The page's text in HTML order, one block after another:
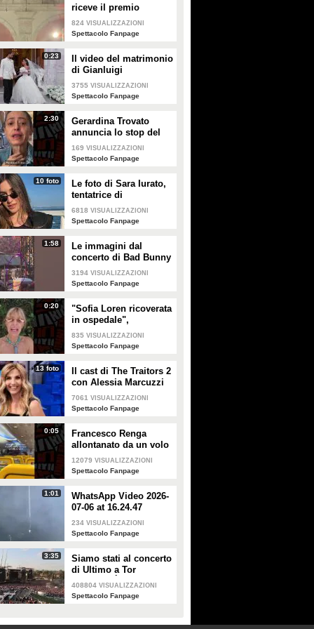
riceve il premio
intitolato al padre
Enrico
824 VISUALIZZAZIONI
Spettacolo Fanpage
0:23
Il video del matrimonio
di Gianluigi
Donnarumma e Alessia
Elefante
3755 VISUALIZZAZIONI
Spettacolo Fanpage
2:30
Gerardina Trovato
annuncia lo stop del
tour per problemi di
salute
169 VISUALIZZAZIONI
Spettacolo Fanpage
10 foto
Le foto di Sara Iurato,
tentatrice di
Temptation Island 2026
6818 VISUALIZZAZIONI
Spettacolo Fanpage
1:58
Le immagini dal
concerto di Bad Bunny
a Milano
3194 VISUALIZZAZIONI
Spettacolo Fanpage
0:20
"Sofia Loren ricoverata
in ospedale",
Alessandra Mussolini
smentisce: "È serena e
835 VISUALIZZAZIONI
Spettacolo Fanpage
13 foto
Il cast di The Traitors 2
con Alessia Marcuzzi
7061 VISUALIZZAZIONI
Spettacolo Fanpage
0:05
Francesco Renga
allontanato da un volo
Ryanair dopo una
discussione con gli
12079 VISUALIZZAZIONI
Spettacolo Fanpage
1:01
WhatsApp Video 2026-
07-06 at 16.24.47
234 VISUALIZZAZIONI
Spettacolo Fanpage
3:35
Siamo stati al concerto
di Ultimo a Tor
Vergata: "È il giorno
che aspettavo, questa è
408804 VISUALIZZAZIONI
Spettacolo Fanpage